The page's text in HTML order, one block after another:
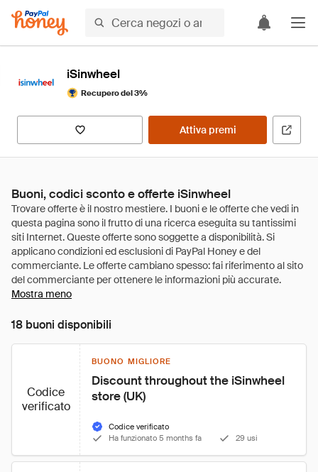
iSinwheel
Recupero del 3%
Attiva premi
Buoni, codici sconto e offerte iSinwheel
Mostra meno
18 buoni disponibili
Codice
verificato
BUONO MIGLIORE
Discount throughout the iSinwheel
store (UK)
Codice verificato
Ha funzionato 5 months fa
29 usi